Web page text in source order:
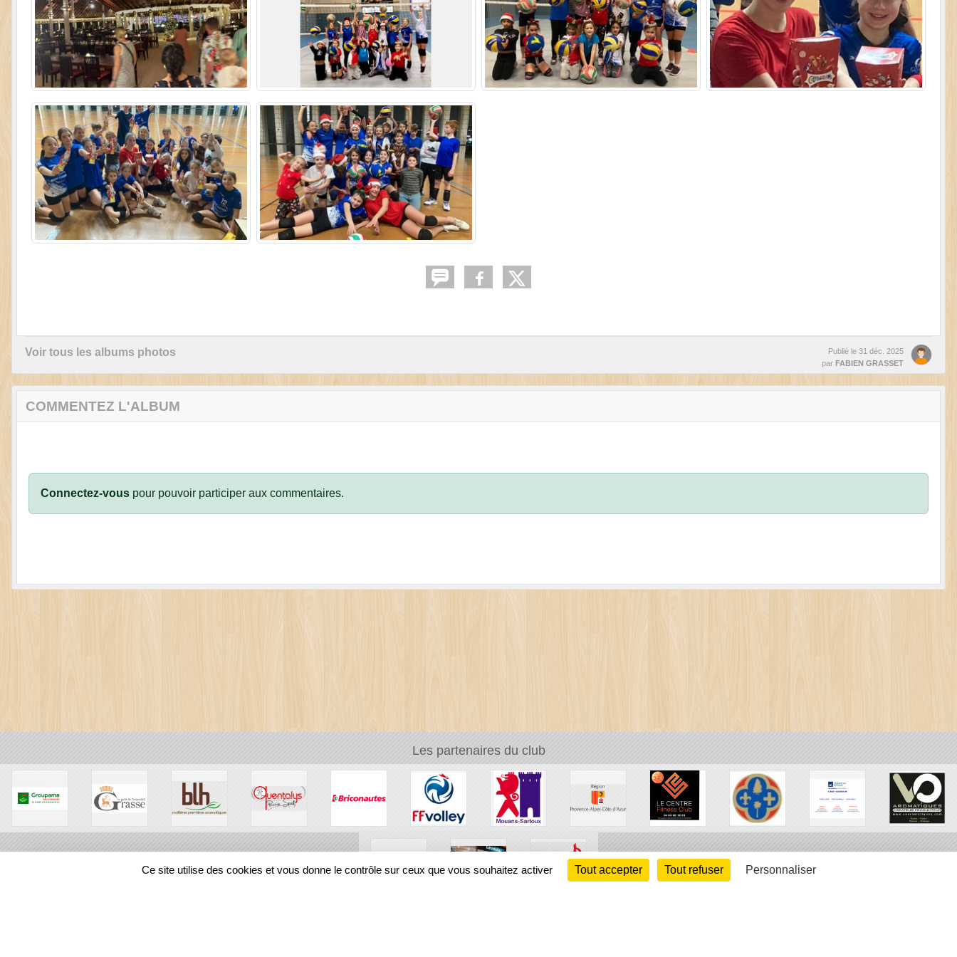
Voir tous les albums photos Publié le 31 déc. 2025
par FABIEN GRASSET
COMMENTEZ L'ALBUM
Connectez-vous pour pouvoir participer aux commentaires.
Les partenaires du club
Ce site utilise des cookies et vous donne le contrôle sur ceux que vous souhaitez activer Tout accepter Tout refuser Personnaliser